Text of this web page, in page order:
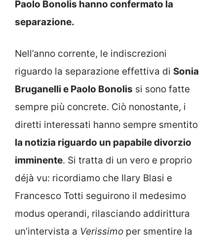
Paolo Bonolis hanno confermato la
separazione.
Nell’anno corrente, le indiscrezioni
riguardo la separazione effettiva di Sonia
Bruganelli e Paolo Bonolis si sono fatte
sempre più concrete. Ciò nonostante, i
diretti interessati hanno sempre smentito
la notizia riguardo un papabile divorzio
imminente. Si tratta di un vero e proprio
déjà vu: ricordiamo che Ilary Blasi e
Francesco Totti seguirono il medesimo
modus operandi, rilasciando addirittura
un’intervista a Verissimo per smentire la